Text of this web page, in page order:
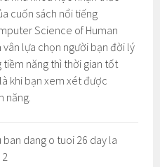
cuốn sách nổi tiếng
Science of Human
lựa chọn người bạn đời lý
năng thì thời gian tốt
khi bạn xem xét được
năng.